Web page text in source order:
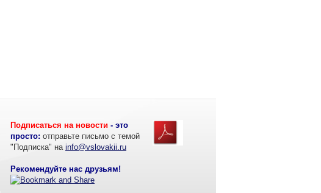
Подписаться на новости - это
просто: отправьте письмо с темой
"Подписка" на info@vslovakii.ru
Рекомендуйте нас друзьям!